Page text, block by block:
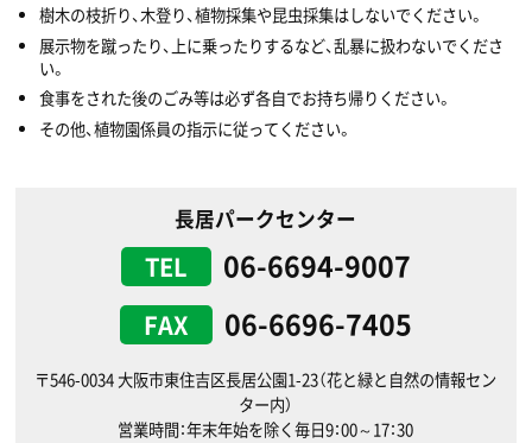
樹木の枝折り、木登り、植物採集や昆虫採集はしないでください。
展示物を蹴ったり、上に乗ったりするなど、乱暴に扱わないでくださ
い。
食事をされた後のごみ等は必ず各自でお持ち帰りください。
その他、植物園係員の指示に従ってください。
長居パークセンター
TEL 06-6694-9007
FAX 06-6696-7405
〒546-0034 大阪市東住吉区長居公園1-23（花と緑と自然の情報セン
ター内）
営業時間：年末年始を除く毎日9：00～17：30